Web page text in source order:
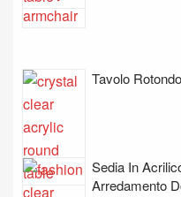
Tavolo
Sedia In
Arredamento